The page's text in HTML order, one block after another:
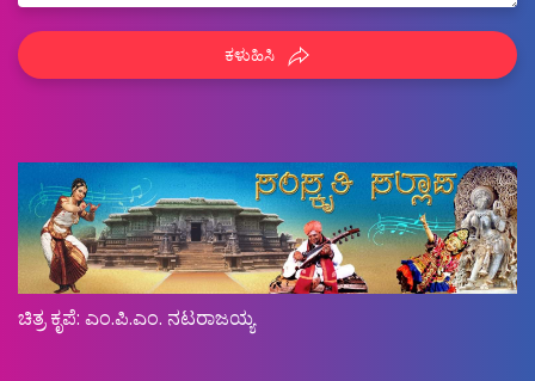
ಕಳುಹಿಸಿ
ಚಿತ್ರ ಕೃಪೆ: ಎಂ.ಪಿ.ಎಂ. ನಟರಾಜಯ್ಯ